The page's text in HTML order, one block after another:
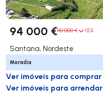
94 000 €110 000 € 15%
Santana, Nordeste
Moradia
Ver imóveis para comprar
Ver imóveis para arrendar